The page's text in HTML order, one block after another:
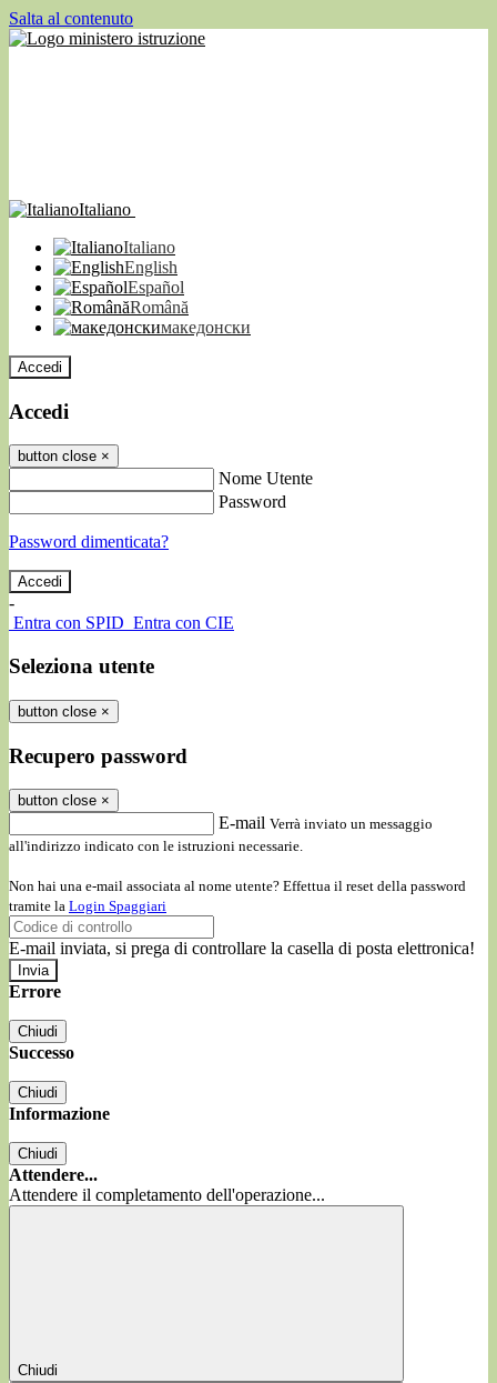
Salta al contenuto
Italiano
Italiano
English
Español
Română
македонски
Accedi
Accedi
button close ×
Nome Utente
Password
Password dimenticata?
-
Entra con SPID Entra con CIE
Seleziona utente
button close ×
Recupero password
button close ×
E-mail Verrà inviato un messaggio
all'indirizzo indicato con le istruzioni necessarie.
Non hai una e-mail associata al nome utente? Effettua il reset della password
tramite la Login Spaggiari
E-mail inviata, si prega di controllare la casella di posta elettronica!
Errore
Chiudi
Successo
Chiudi
Informazione
Chiudi
Attendere...
Attendere il completamento dell'operazione...
Chiudi